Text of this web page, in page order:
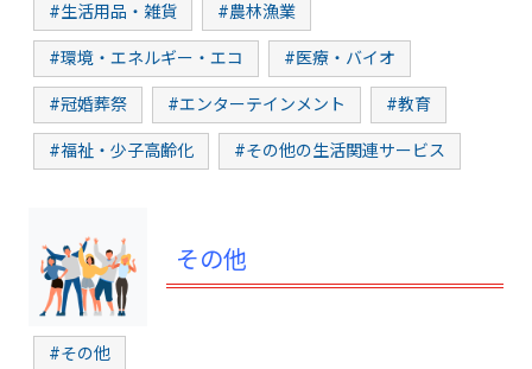
#生活用品・雑貨 #農林漁業
#環境・エネルギー・エコ #医療・バイオ
#冠婚葬祭 #エンターテインメント #教育
#福祉・少子高齢化 #その他の生活関連サービス
その他
#その他